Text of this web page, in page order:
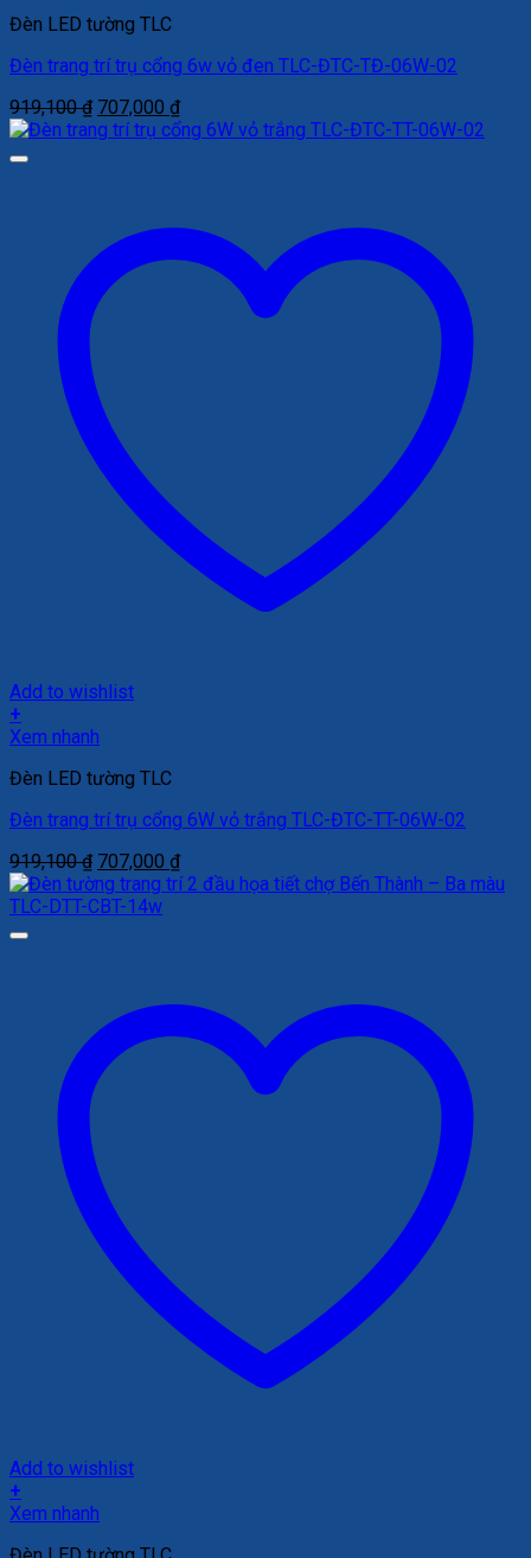
Đèn LED tường TLC
Đèn trang trí trụ cổng 6w vỏ đen TLC-ĐTC-TĐ-06W-02
919,100₫ Giá
gốc
707,000 ₫Giá
hiện
Add to wishlist
+
Xem nhanh
Đèn LED tường TLC
Đèn trang trí trụ cổng 6W vỏ trắng TLC-ĐTC-TT-06W-02
919,100₫ Giá
gốc
là:
707,000 ₫Giá
hiện
Add to wishlist
+
Xem nhanh